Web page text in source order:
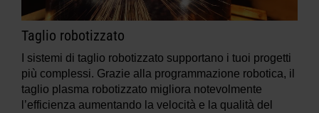
Taglio robotizzato
I sistemi di taglio robotizzato supportano i tuoi progetti
più complessi. Grazie alla programmazione robotica, il
taglio plasma robotizzato migliora notevolmente
l’efficienza aumentando la velocità e la qualità del